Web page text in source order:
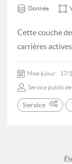
Donnée
Cette couche
carrières
Mise à jour: 17/
Service public
Service